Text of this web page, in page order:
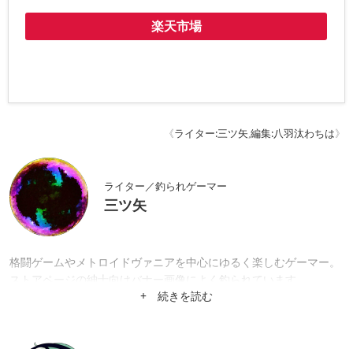
楽天市場
《ライター:三ツ矢,編集:八羽汰わちは》
ライター／釣られゲーマー
三ツ矢
格闘ゲームやメトロイドヴァニアを中心にゆるく楽しむゲーマー。
ストアページの紳士向けバナー画像によく釣られています。
+ 続きを読む